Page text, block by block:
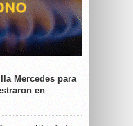
Mercedes para
en